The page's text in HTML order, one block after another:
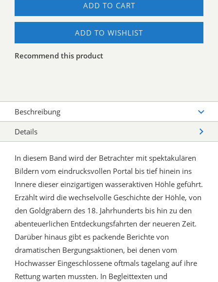
ADD TO CART
ADD TO WISHLIST
Recommend this product
Beschreibung
Details
In diesem Band wird der Betrachter mit spektakulären
Bildern vom eindrucksvollen Portal bis tief hinein ins
Innere dieser einzigartigen wasseraktiven Höhle geführt.
Erzählt wird die wechselvolle Geschichte der Höhle, von
den Goldgräbern des 18. Jahrhunderts bis hin zu den
abenteuerlichen Entdeckungsfahrten der neueren Zeit.
Darüber hinaus gibt es packende Berichte von
dramatischen Bergungsaktionen, bei denen vom
Hochwasser Eingeschlossene oftmals tagelang auf ihre
Rettung warten mussten. In Begleittexten und